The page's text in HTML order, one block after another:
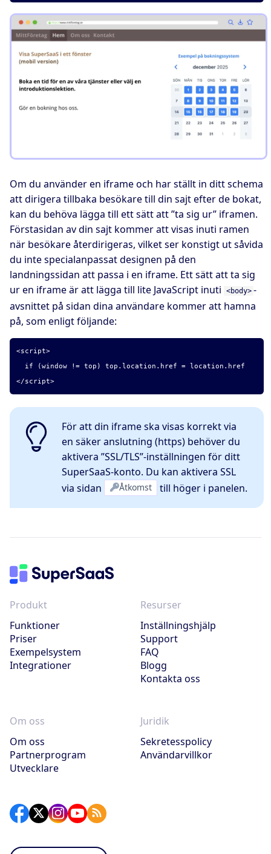
Om du använder en iframe och har ställt in ditt schema
att dirigera tillbaka besökare till din sajt efter de bokat,
kan du behöva lägga till ett sätt att ”ta sig ur” iframen.
Förstasidan av din sajt kommer att visas inuti ramen
när besökare återdirigeras, vilket ser konstigt ut såvida
du inte specialanpassat designen på den
landningssidan att passa i en iframe. Ett sätt att ta sig
ur en iframe är att lägga till lite JavaScript inuti
<body> -
avsnittet på sidan dina användare kommer att hamna
på, som enligt följande:
<script>
if (window != top) top.location.href = location.href
</script>
För att din iframe ska visas korrekt via
en säker anslutning (https) behöver du
aktivera ”SSL/TLS”-inställningen för ditt
SuperSaaS-konto. Du kan aktivera SSL
via sidan
Åtkomst till höger i panelen.
Produkt
Funktioner
Priser
Exempelsystem
Integrationer
Resurser
Inställningshjälp
Support
FAQ
Blogg
Kontakta oss
Om oss
Om oss
Partnerprogram
Utvecklare
Juridik
Sekretesspolicy
Användarvillkor